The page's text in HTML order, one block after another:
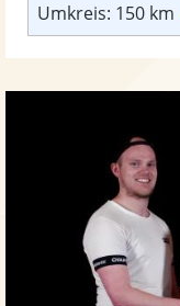
Umkreis: 150 km